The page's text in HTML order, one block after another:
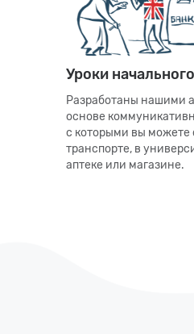
Уроки
Разработаны нашими
основе
с которыми вы можете
транспорте, в
аптеке или магазине.